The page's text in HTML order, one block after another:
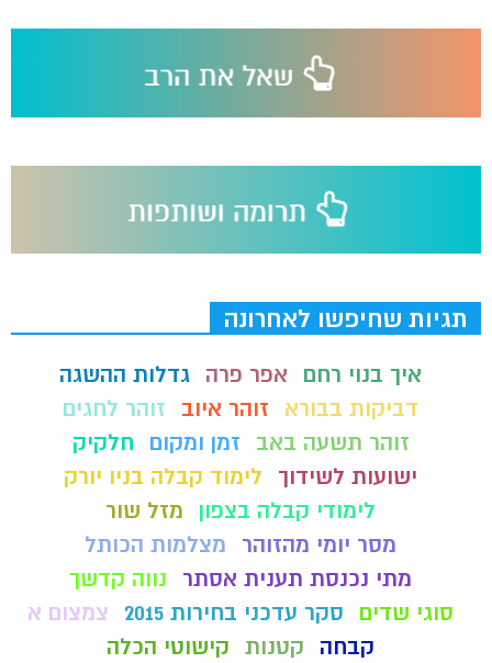
תגיות שחיפשו לאחרונה
איך בנוי רחם אפר פרה גדלות ההשגה
דביקות בבורא
זוהר איוב
זוהר לחגים
זוהר תשעה באב
זמן ומקום
חלקיק
ישועות לשידוך
לימוד קבלה בניו יורק
לימודי קבלה בצפון
מזל שור
מסר יומי מהזוהר
מצלמות הכותל
מתי נכנסת תענית אסתר
נווה קדשך
סוגי שדים
סקר עדכני בחירות 2015
צמצום א
קבחה
קטנות קישוטי הכלה